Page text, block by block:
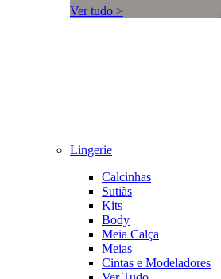
Ver tudo >
Lingerie
Calcinhas
Sutiãs
Kits
Body
Meia Calça
Meias
Cintas e Modeladores